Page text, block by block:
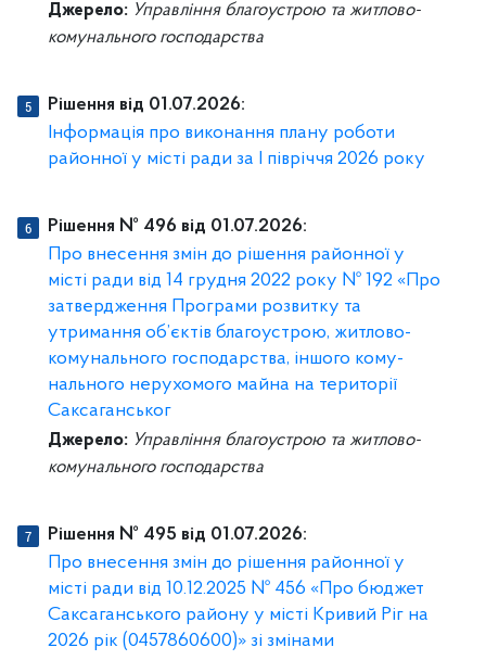
Джерело: Управління благоустрою та житлово-
комунального господарства
Рішення від 01.07.2026:
Інформація про виконання плану роботи
районної у місті ради за І півріччя 2026 року
Рішення № 496 від 01.07.2026:
Про внесення змін до рішення районної у
місті ради від 14 грудня 2022 року № 192 «Про
затвердження Програми розвитку та
утримання об’єктів благоустрою, житлово-
комунального господарства, іншого кому-
нального нерухомого майна на території
Саксаганськог
Джерело: Управління благоустрою та житлово-
комунального господарства
Рішення № 495 від 01.07.2026:
Про внесення змін до рішення районної у
місті ради від 10.12.2025 № 456 «Про бюджет
Саксаганського району у місті Кривий Ріг на
2026 рік (0457860600)» зі змінами